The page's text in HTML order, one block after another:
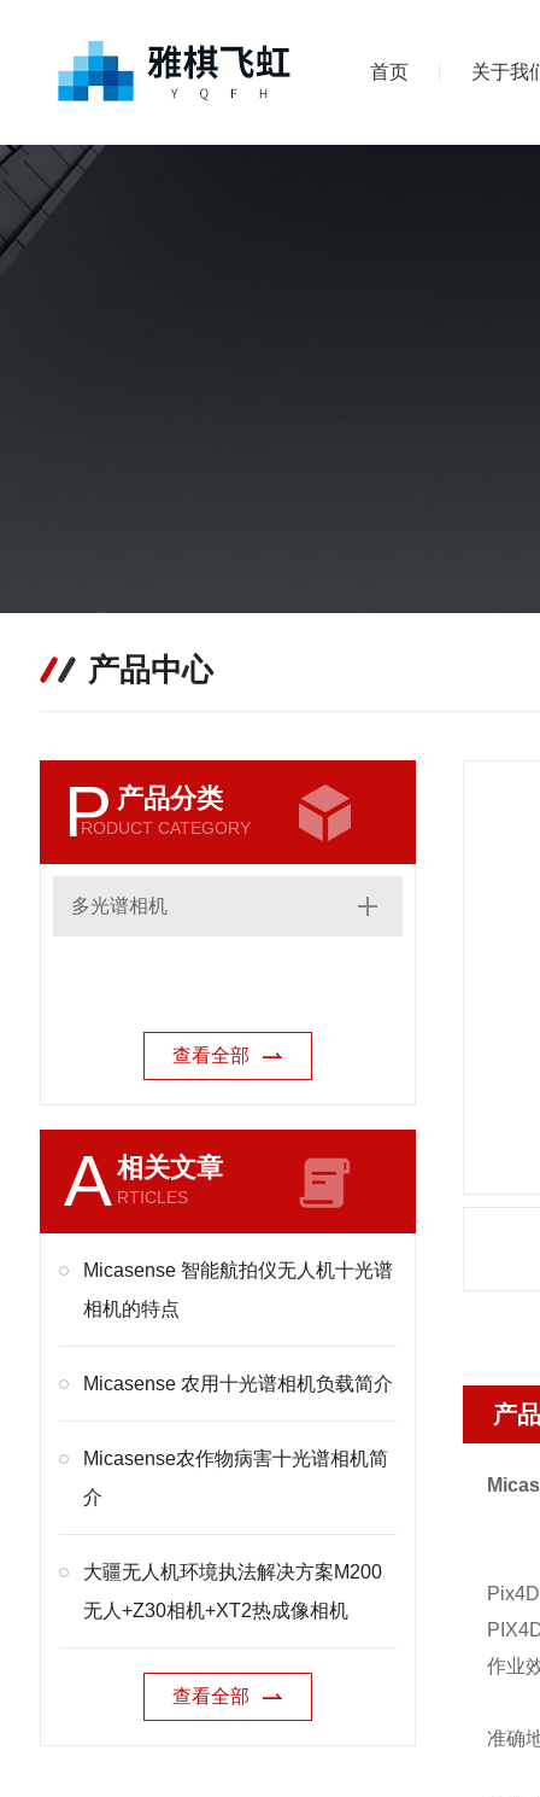
首页 关于我
产品中心
P 产品分类
RODUCT CATEGORY
多光谱相机
查看全部
A相关文章
RTICLES
Micasense 智能航拍仪无人机十光谱
相机的特点
Micasense 农用十光谱相机负载简介
Micasense农作物病害十光谱相机简
介
大疆无人机环境执法解决方案M200
无人+Z30相机+XT2热成像相机
查看全部
产
作业
准确